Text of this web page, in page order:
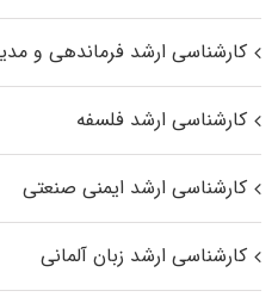
کارشناسی ارشد فرماندهی و
کارشناسی ارشد فلسفه
کارشناسی ارشد ایمنی صنعتی
کارشناسی ارشد زبان آلمانی